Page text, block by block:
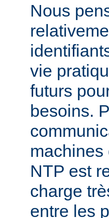
Nous
vie
futurs
besoins.
NTP est
charge
entre les